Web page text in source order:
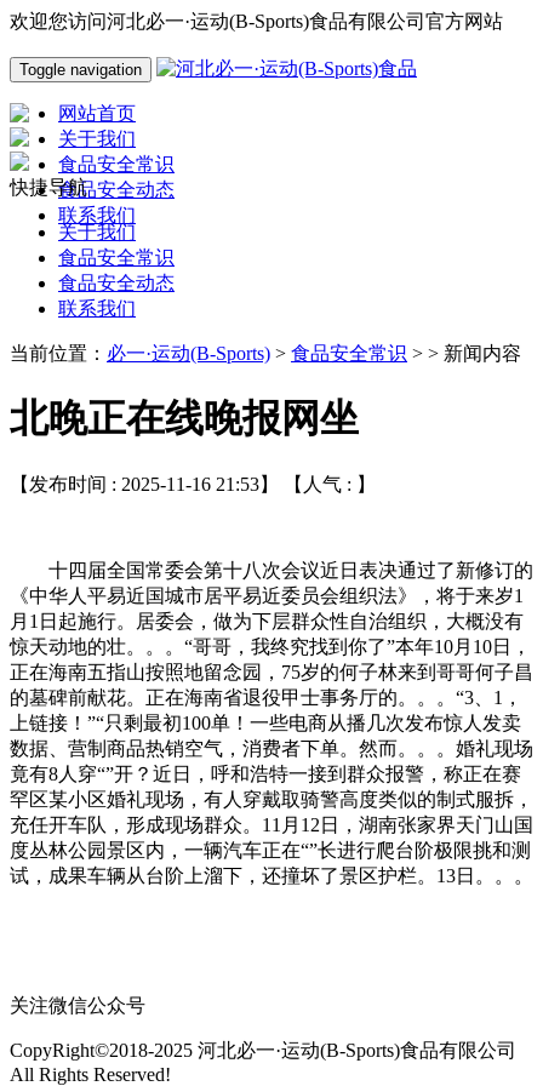
欢迎您访问河北必一·运动(B-Sports)食品有限公司官方网站
Toggle navigation
网站首页
关于我们
食品安全常识
食品安全动态
联系我们
快捷导航
关于我们
食品安全常识
食品安全动态
联系我们
当前位置： 必一·运动(B-Sports) > 食品安全常识 > > 新闻内容
北晚正在线晚报网坐
【发布时间 : 2025-11-16 21:53】 【人气 : 】
十四届全国常委会第十八次会议近日表决通过了新修订的
《中华人平易近国城市居平易近委员会组织法》，将于来岁1
月1日起施行。居委会，做为下层群众性自治组织，大概没有
惊天动地的壮。。。“哥哥，我终究找到你了”本年10月10日，
正在海南五指山按照地留念园，75岁的何子林来到哥哥何子昌
的墓碑前献花。正在海南省退役甲士事务厅的。。。“3、1，
上链接！”“只剩最初100单！一些电商从播几次发布惊人发卖
数据、营制商品热销空气，消费者下单。然而。。。婚礼现场
竟有8人穿“”开？近日，呼和浩特一接到群众报警，称正在赛
罕区某小区婚礼现场，有人穿戴取骑警高度类似的制式服拆，
充任开车队，形成现场群众。11月12日，湖南张家界天门山国
度丛林公园景区内，一辆汽车正在“”长进行爬台阶极限挑和测
试，成果车辆从台阶上溜下，还撞坏了景区护栏。13日。。。
关注微信公众号
CopyRight©2018-2025 河北必一·运动(B-Sports)食品有限公司
All Rights Reserved!